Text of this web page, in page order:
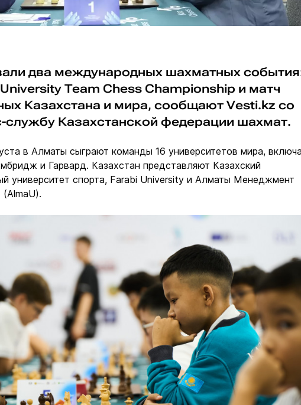
два международных шахматных
Team Chess Championship и матч
Казахстана и мира, сообщают Vesti.kz со
службу Казахстанской федерации шахмат.
в Алматы сыграют команды 16 университетов мира,
и Гарвард. Казахстан представляют Казахский
университет спорта, Farabi University и Алматы Менеджмент
(AlmaU).